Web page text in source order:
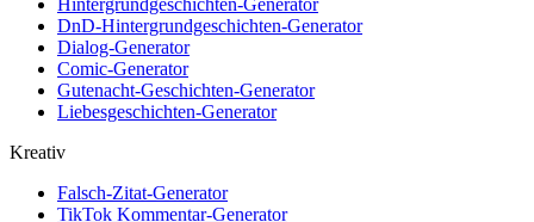
Hintergrundgeschichten-Generator
DnD-Hintergrundgeschichten-Generator
Dialog-Generator
Comic-Generator
Gutenacht-Geschichten-Generator
Liebesgeschichten-Generator
Kreativ
Falsch-Zitat-Generator
TikTok Kommentar-Generator